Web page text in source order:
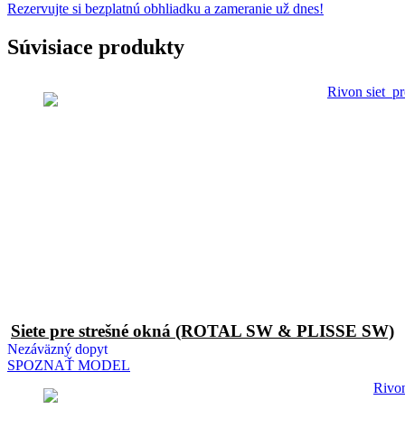
Rezervujte si bezplatnú obhliadku a zameranie už dnes!
Súvisiace produkty
Siete pre strešné okná (ROTAL SW & PLISSE SW)
Nezáväzný dopyt
SPOZNAŤ MODEL